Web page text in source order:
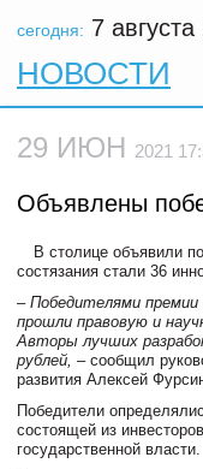
сегодня: 7
НОВОСТИ
29 ИЮН 2021
Объявлены
В столице объявили
состязания стали 36
– Победителями
прошли правовую и
Авторы лучших
рублей, – сообщил
развития Алексей
Победители
состоящей из
государственной власти.